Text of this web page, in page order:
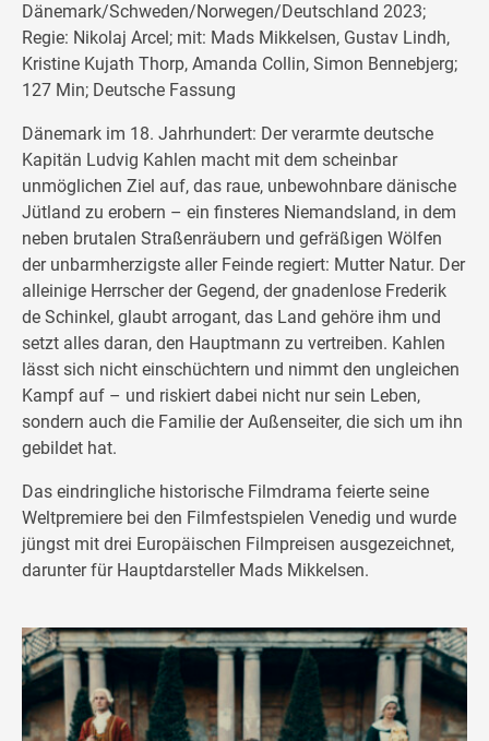
Dänemark/Schweden/Norwegen/Deutschland 2023;
Regie: Nikolaj Arcel; mit: Mads Mikkelsen, Gustav Lindh,
Kristine Kujath Thorp, Amanda Collin, Simon Bennebjerg;
127 Min; Deutsche Fassung
Dänemark im 18. Jahrhundert: Der verarmte deutsche
Kapitän Ludvig Kahlen macht mit dem scheinbar
unmöglichen Ziel auf, das raue, unbewohnbare dänische
Jütland zu erobern – ein finsteres Niemandsland, in dem
neben brutalen Straßenräubern und gefräßigen Wölfen
der unbarmherzigste aller Feinde regiert: Mutter Natur. Der
alleinige Herrscher der Gegend, der gnadenlose Frederik
de Schinkel, glaubt arrogant, das Land gehöre ihm und
setzt alles daran, den Hauptmann zu vertreiben. Kahlen
lässt sich nicht einschüchtern und nimmt den ungleichen
Kampf auf – und riskiert dabei nicht nur sein Leben,
sondern auch die Familie der Außenseiter, die sich um ihn
gebildet hat.
Das eindringliche historische Filmdrama feierte seine
Weltpremiere bei den Filmfestspielen Venedig und wurde
jüngst mit drei Europäischen Filmpreisen ausgezeichnet,
darunter für Hauptdarsteller Mads Mikkelsen.